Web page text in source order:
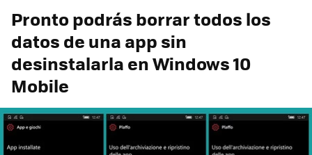
Pronto podrás borrar todos los
datos de una app sin
desinstalarla en Windows 10
Mobile